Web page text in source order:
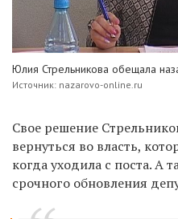
Юлия Стрельникова обещала
Источник: nazarovo-online.ru
Свое решение
вернуться во власть,
когда уходила с поста. А
срочного обновления